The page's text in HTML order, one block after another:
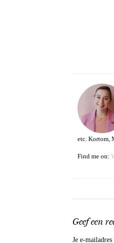
etc. Kortom,
Find me on:
Geef een
Je e-